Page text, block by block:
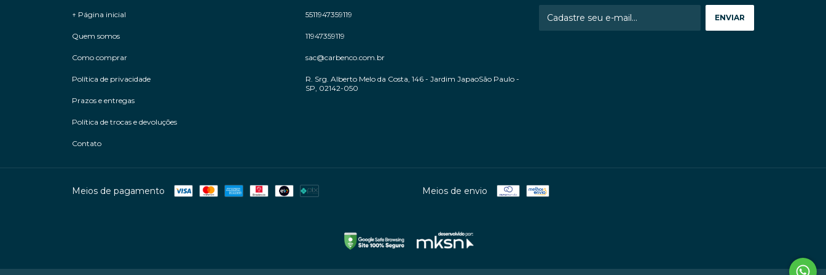
↑ Página inicial
Quem somos
Como comprar
Política de privacidade
Prazos e entregas
Política de trocas e devoluções
Contato
5511947359119
11947359119
sac@carbenco.com.br
R. Srg. Alberto Melo da Costa, 146 - Jardim JapaoSão Paulo -
SP, 02142-050
Meios de pagamento Meios de envio